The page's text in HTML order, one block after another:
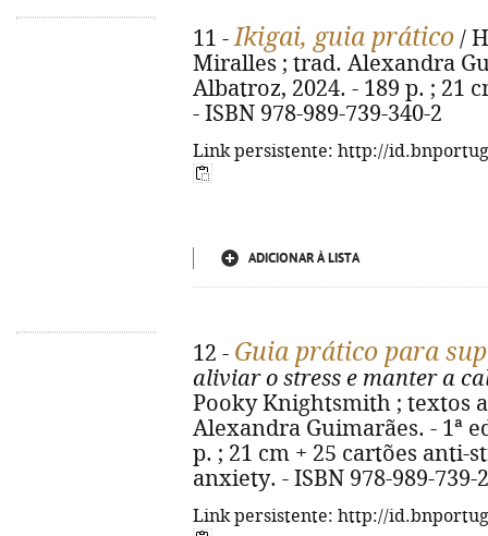
11 -Ikigai, guia prático /
Miralles ; trad. Alexandra
Albatroz, 2024. - 189 p. ; 21
- ISBN 978-989-739-340-2
Link persistente: http://
ADICIONAR À LISTA
12 - Guia prático para
aliviar o stress e manter a
Pooky Knightsmith ; textos
Alexandra Guimarães. - 1ª
p. ; 21 cm + 25 cartões anti-
anxiety. - ISBN 978-989-739-
Link persistente: http://